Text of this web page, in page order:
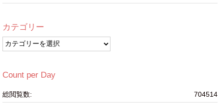
カテゴリー
カ
テ
リ
Count per Day
704514
総閲覧数: